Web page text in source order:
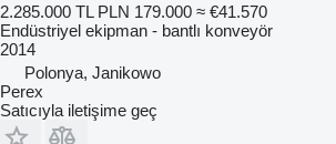
2.285.000 TL PLN 179.000 ≈ €41.570
Endüstriyel ekipman - bantlı konveyör
2014
Polonya, Janikowo
Perex
Satıcıyla iletişime geç